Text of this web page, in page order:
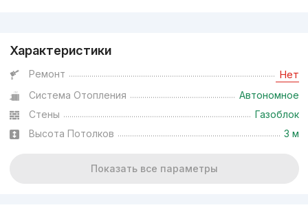
Характеристики
Ремонт Нет
Система Отопления
Автономное
Стены
Газоблок
Высота Потолков
3 м
Показать все параметры